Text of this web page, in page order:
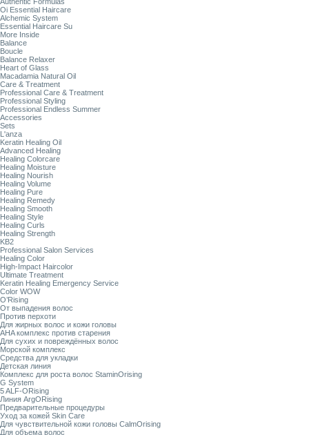
Oi Essential Haircare
Alchemic System
Essential Haircare Su
More Inside
Balance
Boucle
Balance Relaxer
Heart of Glass
Macadamia Natural Oil
Care & Treatment
Professional Care & Treatment
Professional Styling
Professional Endless Summer
Accessories
Sets
L'anza
Keratin Healing Oil
Advanced Healing
Healing Colorcare
Healing Moisture
Healing Nourish
Healing Volume
Healing Pure
Healing Remedy
Healing Smooth
Healing Style
Healing Curls
Healing Strength
KB2
Professional Salon Services
Healing Color
High-Impact Haircolor
Ultimate Treatment
Keratin Healing Emergency Service
Color WOW
O’Rising
От выпадения волос
Против перхоти
Для жирных волос и кожи головы
AHA комплекс против старения
Для сухих и повреждённых волос
Морской комплекс
Средства для укладки
Детская линия
Комплекс для роста волос StaminOrising
G System
5 ALF-ORising
Линия ArgORising
Предварительные процедуры
Уход за кожей Skin Care
Для чувствительной кожи головы CalmOrising
Для объема волос